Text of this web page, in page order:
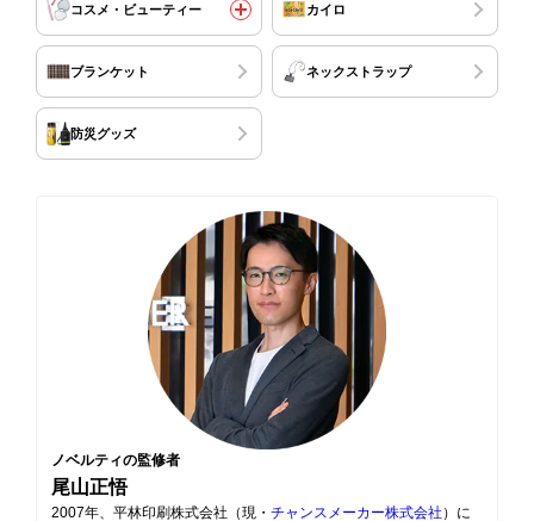
コスメ・ビューティー カイロ
ブランケット ネックストラップ
防災グッズ
ノベルティの監修者
尾山正悟
2007年、平林印刷株式会社（現・ チャンスメーカー株式会社 ）に